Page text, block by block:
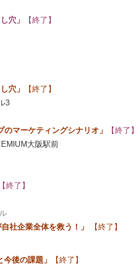
穴 」
【終了】
穴 」
【終了】
3
マーケティングシナリオ」
【終了】
大阪駅前
【終了】
社企業全体を救う！」 【終了】
後の課題」 【終了】